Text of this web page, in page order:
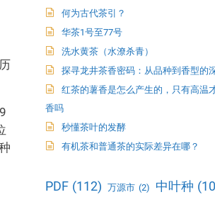
何为古代茶引？
华茶1号至77号
洗水黄茶（水潦杀青）
探寻龙井茶香密码：从品种到香型的
红茶的薯香是怎么产生的，只有高温
香吗
秒懂茶叶的发酵
有机茶和普通茶的实际差异在哪？
PDF (112) 万源市 (2) 中叶种